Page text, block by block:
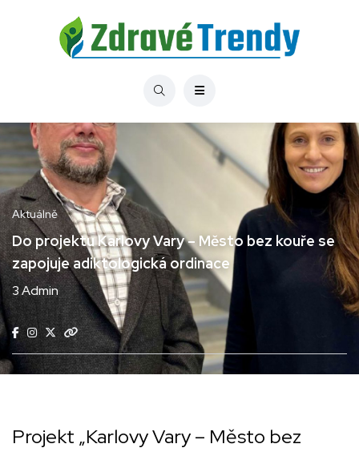
Aktuálně
Do projektu Karlovy Vary – Město bez kouře se
zapojuje adiktologická ordinace
3 Admin
Projekt „Karlovy Vary – Město bez